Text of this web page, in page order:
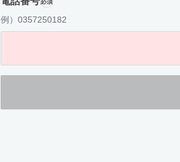
例）0357250182